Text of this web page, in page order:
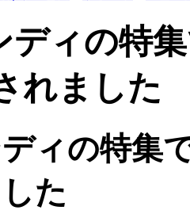
ディの特
れました
ィの特集
た